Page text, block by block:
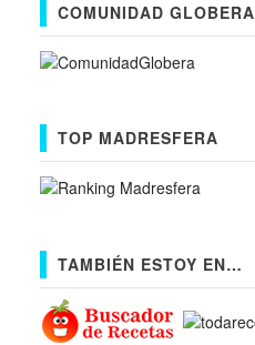
COMUNIDAD GLOBERA
TOP MADRESFERA
TAMBIÉN ESTOY EN…